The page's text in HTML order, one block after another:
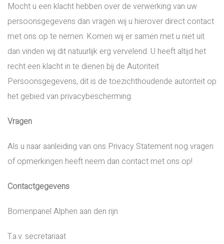
Mocht u een klacht hebben over de verwerking van uw
persoonsgegevens dan vragen wij u hierover direct contact
met ons op te nemen. Komen wij er samen met u niet uit
dan vinden wij dit natuurlijk erg vervelend. U heeft altijd het
recht een klacht in te dienen bij de Autoriteit
Persoonsgegevens, dit is de toezichthoudende autoriteit op
het gebied van privacybescherming.
Vragen
Als u naar aanleiding van ons Privacy Statement nog vragen
of opmerkingen heeft neem dan contact met ons op!
Contactgegevens
Bomenpanel Alphen aan den rijn
T.a.v. secretariaat